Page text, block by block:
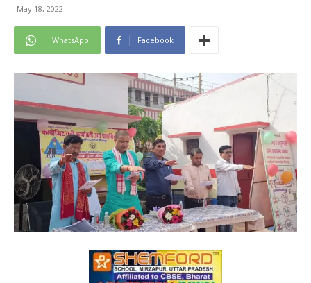
May 18, 2022
WhatsApp Facebook